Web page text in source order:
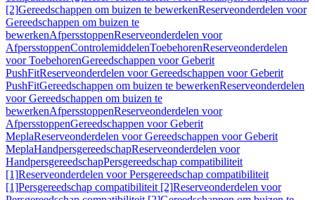
[2]Gereedschappen om buizen te bewerkenReserveonderdelen voor
Gereedschappen om buizen te
bewerkenAfpersstoppenReserveonderdelen voor
AfpersstoppenControlemiddelenToebehorenReserveonderdelen
voor ToebehorenGereedschappen voor Geberit
PushFitReserveonderdelen voor Gereedschappen voor Geberit
PushFitGereedschappen om buizen te bewerkenReserveonderdelen
voor Gereedschappen om buizen te
bewerkenAfpersstoppenReserveonderdelen voor
AfpersstoppenGereedschappen voor Geberit
MeplaReserveonderdelen voor Gereedschappen voor Geberit
MeplaHandpersgereedschapReserveonderdelen voor
HandpersgereedschapPersgereedschap compatibiliteit
[1]Reserveonderdelen voor Persgereedschap compatibiliteit
[1]Persgereedschap compatibiliteit [2]Reserveonderdelen voor